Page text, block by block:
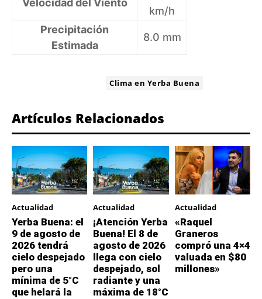
Velocidad del Viento
km/h
Precipitación
Estimada
8.0 mm
Clima en Yerba Buena
Artículos Relacionados
Actualidad
Yerba Buena: el
9 de agosto de
2026 tendrá
cielo despejado
pero una
mínima de 5°C
que helará la
Actualidad
¡Atención Yerba
Buena! El 8 de
agosto de 2026
llega con cielo
despejado, sol
radiante y una
máxima de 18°C
Actualidad
«Raquel
Graneros
compró una 4×4
valuada en $80
millones»